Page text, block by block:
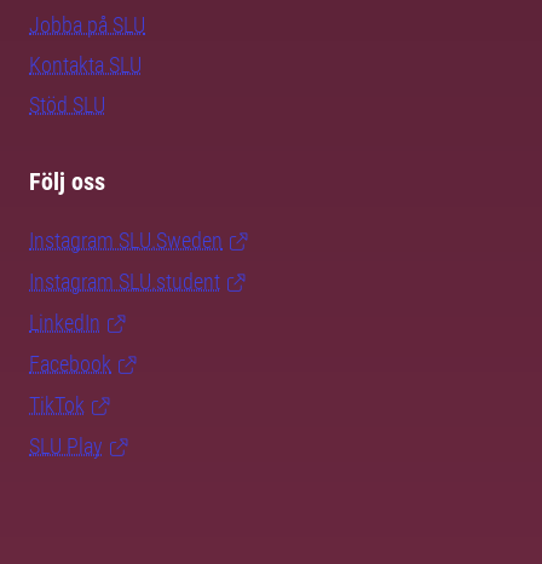
Jobba på SLU
Kontakta SLU
Stöd SLU
Följ oss
Instagram SLU.Sweden
Instagram SLU.student
LinkedIn
Facebook
TikTok
SLU Play